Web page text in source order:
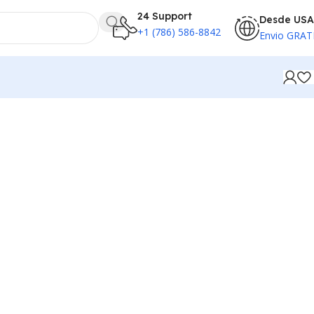
24 Support
+1 (786) 586-8842
Desde USA
Envio